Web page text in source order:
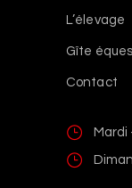
L’élevage
Gîte
Contact
Mardi